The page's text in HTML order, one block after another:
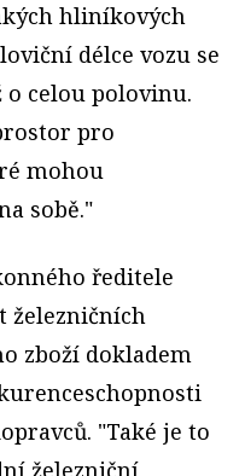
hliníkových
délce vozu se
celou polovinu.
pro
mohou
sobě."
ředitele
železničních
zboží dokladem
"Také je to
železniční